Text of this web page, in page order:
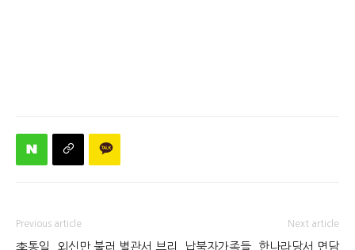
Previous article
李통일, 외신만 불러 별관서 브리
Next article
납북자가족들, 한나라당서 면담